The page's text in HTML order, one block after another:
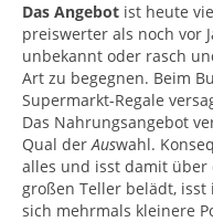
Das Angebot ist heute
preiswerter als noch vor
unbekannt oder rasch
Art zu begegnen. Beim
Supermarkt-Regale
Das Nahrungsangebot
Qual derAuswahl.
alles und isst damit über
großen Teller belädt,
sich mehrmals kleinere